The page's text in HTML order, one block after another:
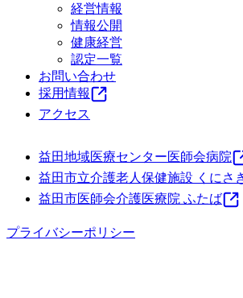
経営情報
情報公開
健康経営
認定一覧
お問い合わせ
採用情報
アクセス
益田地域医療センター医師会病院
益田市立介護老人保健施設 くにさ
益田市医師会介護医療院 ふたば
プライバシーポリシー